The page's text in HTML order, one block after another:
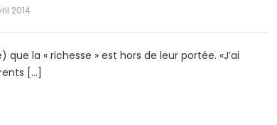
2014
la « richesse » est hors de leur portée. «J’ai
[…]